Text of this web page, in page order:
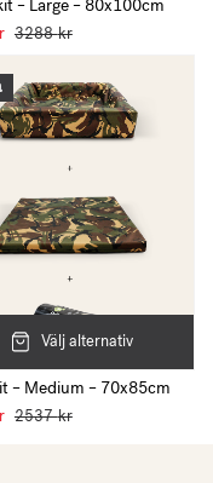
– Large – 80x100cm
3288kr
Välj alternativ
– Medium – 70x85cm
2537kr